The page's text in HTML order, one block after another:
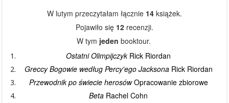
W lutym przeczytałam łącznie 14 książek.
Pojawiło się 12 recenzji.
W tym jeden booktour.
Ostatni Olimpijczyk Rick Riordan
Greccy Bogowie według Percy'ego Jacksona Rick Riordan
Przewodnik po świecie herosówOpracowanie zbiorowe
Beta Rachel Cohn